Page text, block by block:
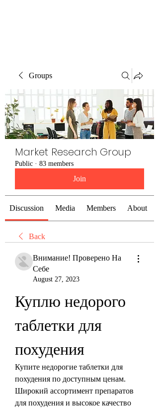
Groups
Market Research Group
Public · 83 members
Join
Discussion Media Members About
Back
Внимание! Проверено На
Себе
August 27, 2023
Куплю недорого
таблетки для
похудения
Купите недорогие таблетки для
похудения по доступным ценам.
Широкий ассортимент препаратов
для похудения и высокое качество